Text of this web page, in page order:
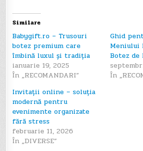
Similare
Babygift.ro – Trusouri
botez premium care
îmbină luxul și tradiția
ianuarie 19, 2025
În „RECOMANDARI”
Ghid
Meniului
Botez de
În
Invitații online – soluția
modernă pentru
evenimente organizate
fără stress
februarie 11, 2026
În „DIVERSE”